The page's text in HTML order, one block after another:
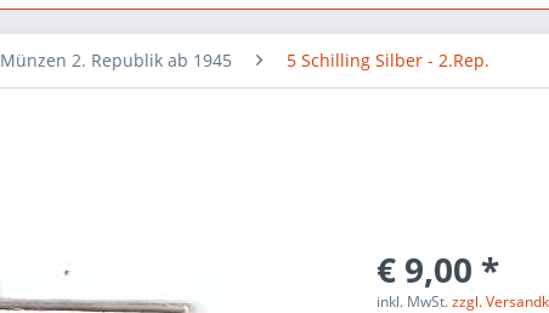
Münzen 2. Republik ab 1945 5 Schilling Silber - 2.Rep.
€ 9,00 *
inkl. MwSt.zzgl.